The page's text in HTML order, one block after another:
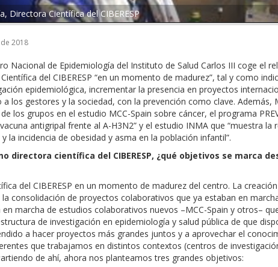
Directora Científica del CIBERESP
2018
Nacional de Epidemiología del Instituto de Salud Carlos III coge el
del CIBERESP “en un momento de madurez”, tal y como
epidemiológica, incrementar la presencia en proyectos
los gestores y la sociedad, con la prevención como clave. Además,
los grupos en el estudio MCC-Spain sobre cáncer, el programa
antigripal frente al A-H3N2” y el estudio INMA que “muestra la
la incidencia de obesidad y asma en la población infantil”.
directora científica del CIBERESP, ¿qué objetivos se marca
del CIBERESP en un momento de madurez del centro. La creación
consolidación de proyectos colaborativos que ya estaban en
marcha de estudios colaborativos nuevos –MCC-Spain y otros–
de investigación en epidemiología y salud pública de que
a hacer proyectos más grandes juntos y a aprovechar el
que trabajamos en distintos contextos (centros de
de ahí, ahora nos planteamos tres grandes objetivos: